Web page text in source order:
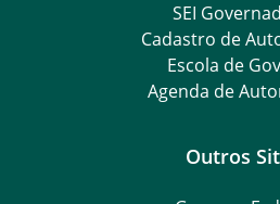
SEI
Cadastro de
Escola de
Agenda de
Outros